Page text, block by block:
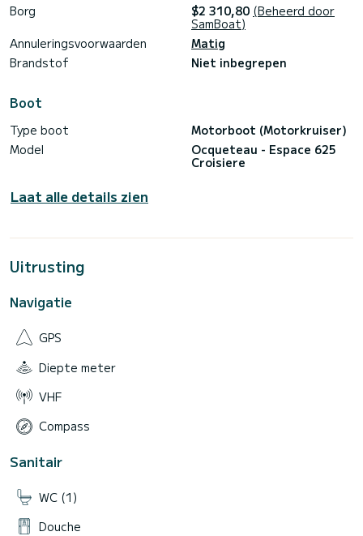
Borg
$2 310,80 (Beheerd door
SamBoat)
Annuleringsvoorwaarden
Matig
Brandstof
Niet inbegrepen
Boot
Type boot
Motorboot (Motorkruiser)
Model
Ocqueteau - Espace 625
Croisiere
Laat alle details zien
Uitrusting
Navigatie
GPS
Diepte meter
VHF
Compass
Sanitair
WC (1)
Douche